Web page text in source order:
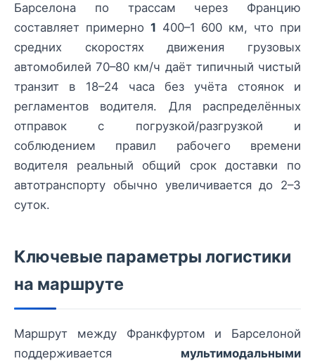
Барселона по трассам через Францию
составляет примерно 1 400–1 600 км, что при
средних скоростях движения грузовых
автомобилей 70–80 км/ч даёт типичный чистый
транзит в 18–24 часа без учёта стоянок и
регламентов водителя. Для распределённых
отправок с погрузкой/разгрузкой и
соблюдением правил рабочего времени
водителя реальный общий срок доставки по
автотранспорту обычно увеличивается до 2–3
суток.
Ключевые параметры логистики
на маршруте
Маршрут между Франкфуртом и Барселоной
поддерживается мультимодальными